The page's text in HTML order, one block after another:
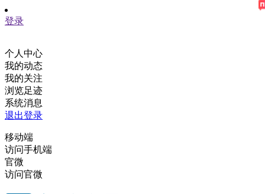
登录
个人中心
我的动态
我的关注
浏览足迹
系统消息
退出登录
移动端
访问手机端
官微
访问官微